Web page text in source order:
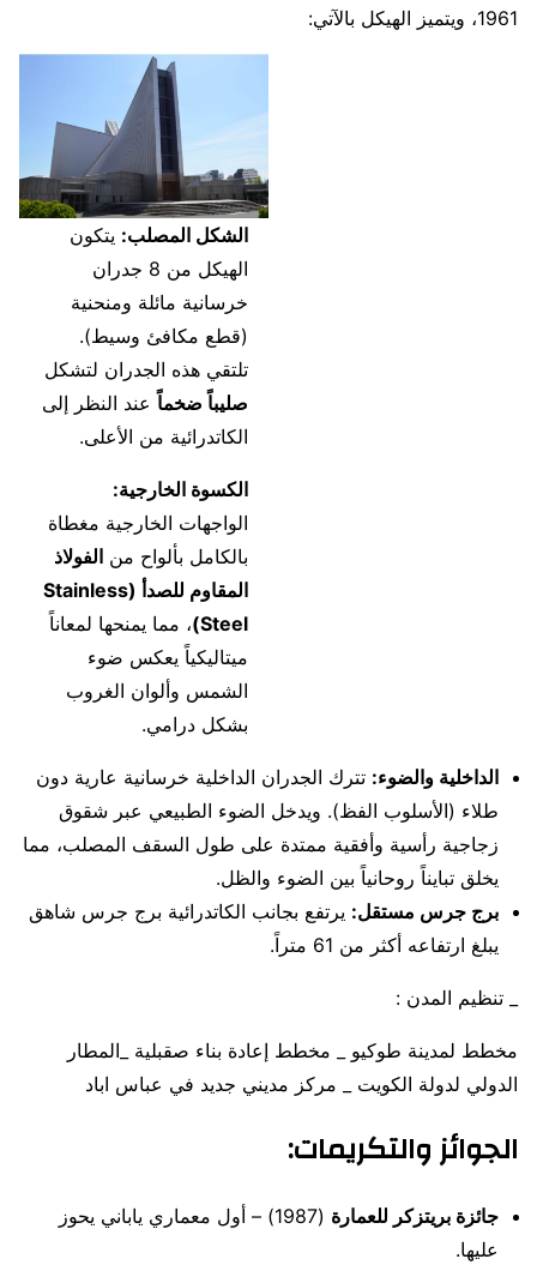
1961، ويتميز الهيكل بالآتي:
الشكل المصلب: يتكون
الهيكل من 8 جدران
خرسانية مائلة ومنحنية
(قطع مكافئ وسيط).
تلتقي هذه الجدران لتشكل
صليباً ضخماً عند النظر إلى
الكاتدرائية من الأعلى.
الكسوة الخارجية:
الواجهات الخارجية مغطاة
بالكامل بألواح من الفولاذ
المقاوم للصدأ (Stainless
Steel) ، مما يمنحها لمعاناً
ميتاليكياً يعكس ضوء
الشمس وألوان الغروب
بشكل درامي.
الداخلية والضوء: تترك الجدران الداخلية خرسانية عارية دون
طلاء (الأسلوب الفظ). ويدخل الضوء الطبيعي عبر شقوق
زجاجية رأسية وأفقية ممتدة على طول السقف المصلب، مما
يخلق تبايناً روحانياً بين الضوء والظل.
برج جرس مستقل: يرتفع بجانب الكاتدرائية برج جرس شاهق
يبلغ ارتفاعه أكثر من 61 متراً.
_ تنظيم المدن :
مخطط لمدينة طوكيو _ مخطط إعادة بناء صقبلية _المطار
الدولي لدولة الكويت _ مركز مديني جديد في عباس اباد
الجوائز والتكريمات:
جائزة بريتزكر للعمارة
(1987) – أول معماري ياباني يحوز
عليها.